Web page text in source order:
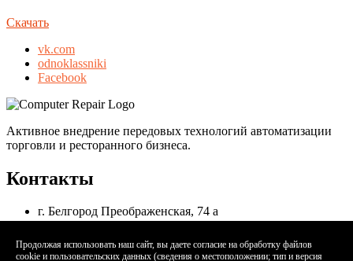
Скачать
vk.com
odnoklassniki
Facebook
Активное внедрение передовых технологий автоматизации
торговли и ресторанного бизнеса.
Контакты
г. Белгород Преображенская, 74 а
+7(4722) 27-47-20, +7(4722) 27-89-88
to@infoservis.su
Продолжая использовать наш сайт, вы даете согласие на обработку файлов
cookie и пользовательских данных (сведения о местоположении; тип и версия